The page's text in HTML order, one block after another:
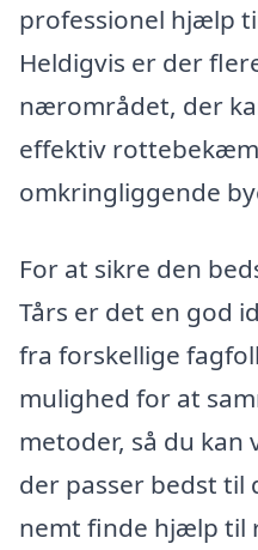
professionel hjælp
Heldigvis er der
nærområdet, der
effektiv
omkringliggende
For at sikre den
Tårs er det en god
fra forskellige
mulighed for at
metoder, så du
der passer bedst til
nemt finde hjælp til